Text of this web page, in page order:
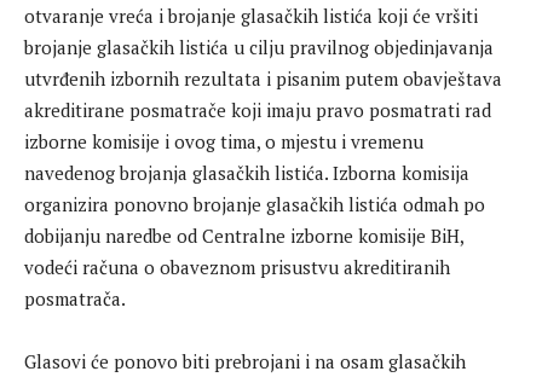
otvaranje vreća i brojanje glasačkih listića koji će vršiti
brojanje glasačkih listića u cilju pravilnog objedinjavanja
utvrđenih izbornih rezultata i pisanim putem obavještava
akreditirane posmatrače koji imaju pravo posmatrati rad
izborne komisije i ovog tima, o mjestu i vremenu
navedenog brojanja glasačkih listića. Izborna komisija
organizira ponovno brojanje glasačkih listića odmah po
dobijanju naredbe od Centralne izborne komisije BiH,
vodeći računa o obaveznom prisustvu akreditiranih
posmatrača.
Glasovi će ponovo biti prebrojani i na osam glasačkih